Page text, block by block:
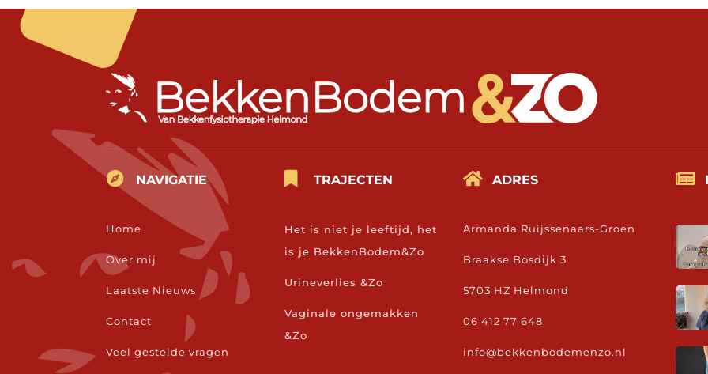
 NAVIGATIE
Home
Over mij
Laatste Nieuws
Contact
Veel gestelde vragen
 TRAJECTEN
Het is niet je leeftijd, het
is je BekkenBodem&Zo
Urineverlies &Zo
Vaginale ongemakken
&Zo
 ADRES
Armanda Ruijssenaars-Groen
Braakse Bosdijk 3
5703 HZ Helmond
06 412 77 648
info@bekkenbodemenzo.nl
